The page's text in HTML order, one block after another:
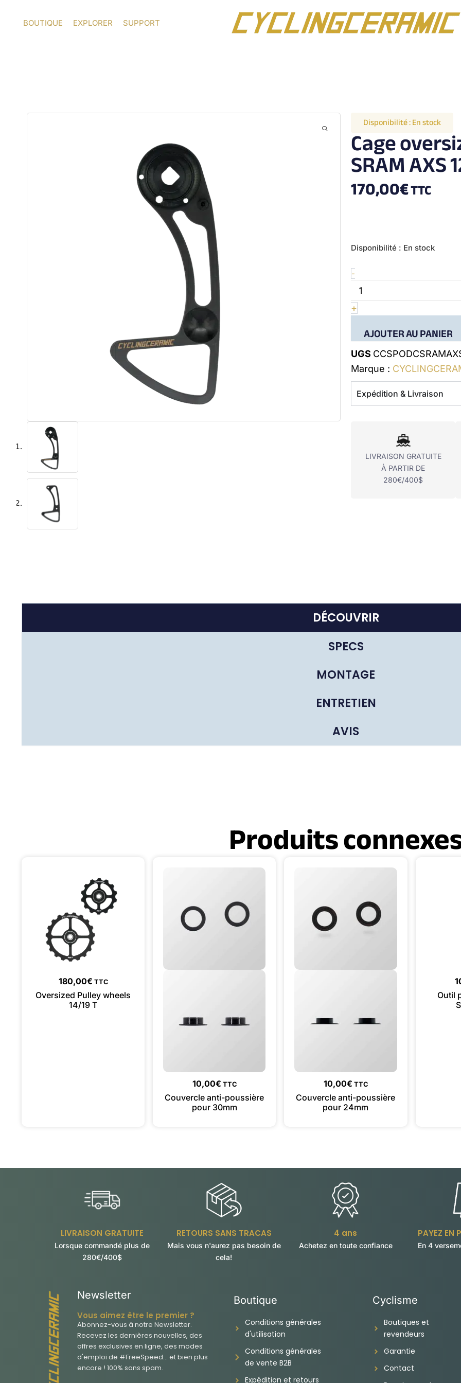
BOUTIQUE EXPLORER SUPPORT
Disponibilité :En stock
Cage
SRAM AXS
170,00€TTC
Disponibilité : En stock
-
quantité
ODC
cage
for
Sram
AXS
Red/Force
+
AJOUTER AU PANIER
UGS
Marque :
Expédition & Livraison
LIVRAISON GRATUITE
À PARTIR DE
280€/400$
DÉCOUVRIR
SPECS
MONTAGE
ENTRETIEN
AVIS
Produits
180,00€ TTC
Oversized Pulley wheels
14/19 T
10,00€ TTC
Couvercle anti-poussière
pour 30mm
10,00€ TTC
Couvercle anti-poussière
pour 24mm
Outil
LIVRAISON GRATUITE
Lorsque commandé plus de
280€/400$
RETOURS SANS TRACAS
Mais vous n'aurez pas besoin de
cela!
4 ans
Achetez en toute confiance
PAYEZ EN
En 4
Newsletter
Vous aimez être le premier ?
Abonnez-vous à notre Newsletter.
Recevez les dernières nouvelles, des
offres exclusives en ligne, des modes
d'emploi de #FreeSpeed... et bien plus
encore ! 100% sans spam.
Boutique
Conditions générales
d'utilisation
Conditions générales
de vente B2B
Expédition et retours
Cyclisme
Boutiques et
revendeurs
Garantie
Contact